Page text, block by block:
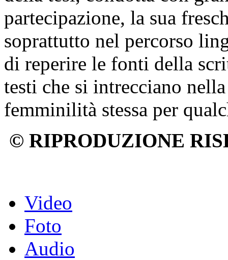
partecipazione, la sua
soprattutto nel percorso
di reperire le fonti della
testi che si intrecciano
femminilità stessa per
© RIPRODUZIONE
Video
Foto
Audio